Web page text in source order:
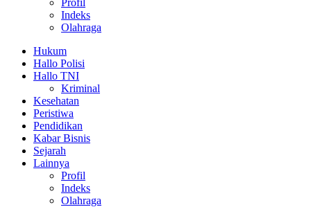
Profil
Indeks
Olahraga
Hukum
Hallo Polisi
Hallo TNI
Kriminal
Kesehatan
Peristiwa
Pendidikan
Kabar Bisnis
Sejarah
Lainnya
Profil
Indeks
Olahraga